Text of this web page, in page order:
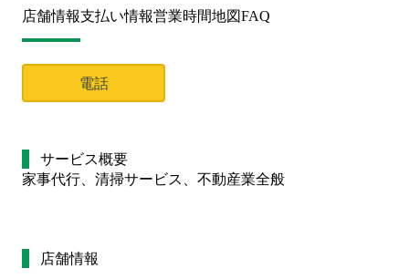
店舗情報支払い情報営業時間地図FAQ
電話
サービス概要
家事代行、清掃サービス、不動産業全般
店舗情報